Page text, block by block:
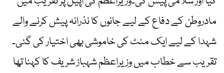
مادروطن کے دفاع کے لیے جانوں کا نذرانہ پیش کرنے والے
شہدا کے لیے ایک منٹ کی خاموشی بھی اختیار کی گئی۔
تقریب سے خطاب میں وزیراعظم شہباز شریف کا کہنا تھا